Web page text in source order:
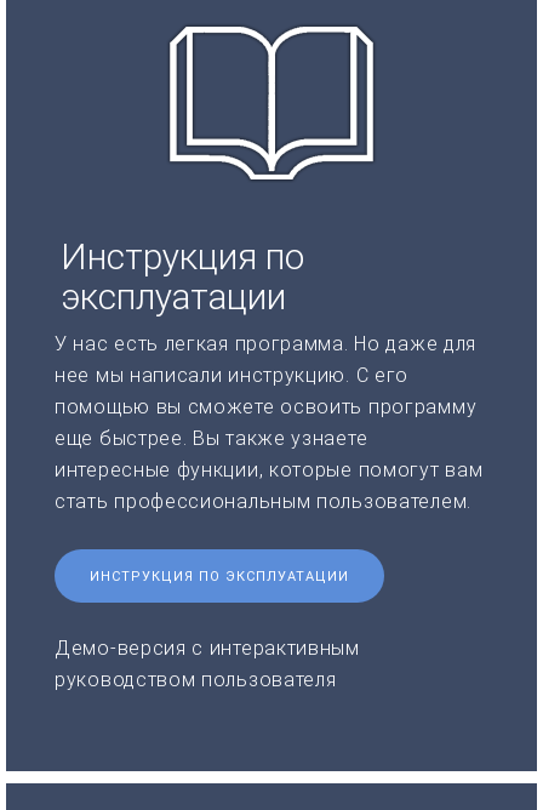
Инструкция по
эксплуатации
У нас есть легкая программа. Но даже для
нее мы написали инструкцию. С его
помощью вы сможете освоить программу
еще быстрее. Вы также узнаете
интересные функции, которые помогут вам
стать профессиональным пользователем.
ИНСТРУКЦИЯ ПО ЭКСПЛУАТАЦИИ
Демо-версия с интерактивным
руководством пользователя